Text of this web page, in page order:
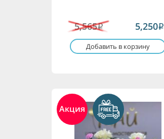
5,565i 5,250i
Добавить в корзину
Акция